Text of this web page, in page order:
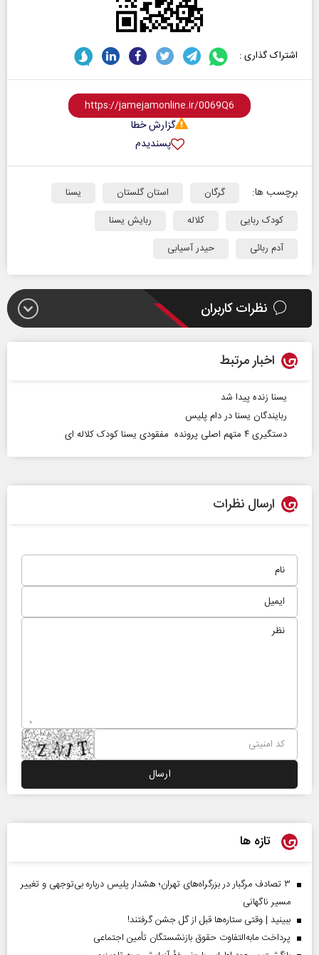
اشتراک گذاری :
گزارش خطا
پسندیدم
برچسب ها: گرگان استان گلستان
یسنا
کودک ربایی
کلاله
ربایش یسنا
آدم ربائی
حیدر آسیابی
نظرات کاربران
اخبار مرتبط
یسنا زنده پیدا شد
ربایندگان یسنا در دام پلیس
دستگیری ۴ متهم اصلی پرونده مفقودی یسنا کودک کلاله ای
ارسال نظرات
تازه ها
۳ تصادف مرگبار در بزرگراه‌های تهران؛ هشدار پلیس درباره بی‌توجهی و تغییر
مسیر ناگهانی
ببینید | وقتی ستاره‌ها قبل از گل جشن گرفتند!
پرداخت مابه‌التفاوت حقوق بازنشستگان تأمین اجتماعی